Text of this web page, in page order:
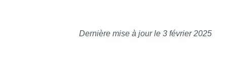
Dernière mise à jour le 3 février 2025